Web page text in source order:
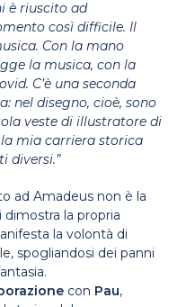
è riuscito ad
così difficile. Il
Con la mano
la musica, con la
C’è una seconda
nel disegno, cioè, sono
veste di illustratore di
mia carriera storica
diversi.”
ad Amadeus non è la
la propria
la volontà di
spogliandosi dei panni
con Pau,